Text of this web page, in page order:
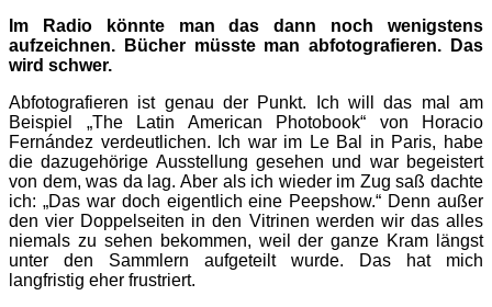
Im Radio könnte man das dann noch wenigstens
aufzeichnen. Bücher müsste man abfotografieren. Das
wird schwer.
Abfotografieren ist genau der Punkt. Ich will das mal am
Beispiel „The Latin American Photobook“ von Horacio
Fernández verdeutlichen. Ich war im Le Bal in Paris, habe
die dazugehörige Ausstellung gesehen und war begeistert
von dem, was da lag. Aber als ich wieder im Zug saß dachte
ich: „Das war doch eigentlich eine Peepshow.“ Denn außer
den vier Doppelseiten in den Vitrinen werden wir das alles
niemals zu sehen bekommen, weil der ganze Kram längst
unter den Sammlern aufgeteilt wurde. Das hat mich
langfristig eher frustriert.